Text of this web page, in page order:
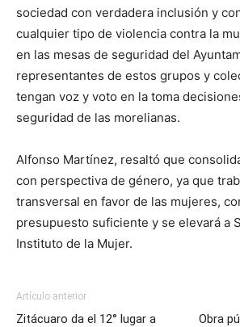
sociedad con verdadera inclusión y
cualquier tipo de violencia contra la
en las mesas de seguridad del
representantes de estos grupos y
tengan voz y voto en la toma
seguridad de las morelianas.
Alfonso Martínez, resaltó que
con perspectiva de género, ya que
transversal en favor de las mujeres,
presupuesto suficiente y se elevará a
Instituto de la Mujer.
Artículo anterior
Zitácuaro da el 12° lugar a
Obra